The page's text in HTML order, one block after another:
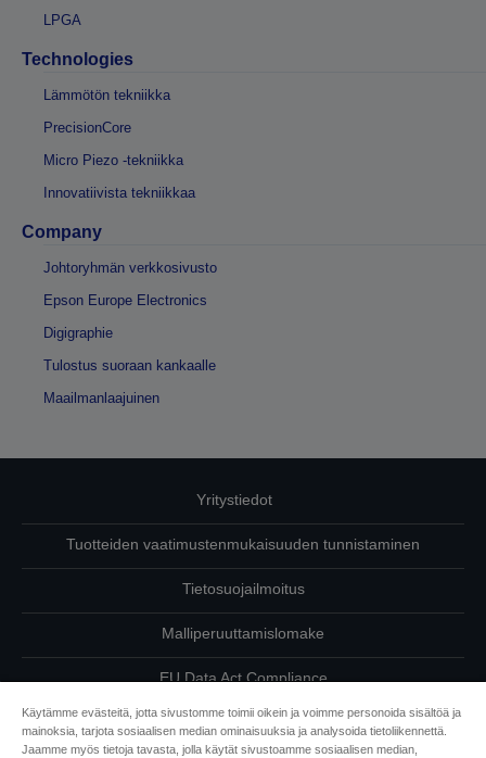
LPGA
Technologies
Lämmötön tekniikka
PrecisionCore
Micro Piezo -tekniikka
Innovatiivista tekniikkaa
Company
Johtoryhmän verkkosivusto
Epson Europe Electronics
Digigraphie
Tulostus suoraan kankaalle
Maailmanlaajuinen
Yritystiedot
Tuotteiden vaatimustenmukaisuuden tunnistaminen
Tietosuojailmoitus
Malliperuuttamislomake
EU Data Act Compliance
Ota meihin yhteyttä omista tiedoistasi
Käytämme evästeitä, jotta sivustomme toimii oikein ja voimme personoida sisältöä ja
mainoksia, tarjota sosiaalisen median ominaisuuksia ja analysoida tietoliikennettä.
Jaamme myös tietoja tavasta, jolla käytät sivustoamme sosiaalisen median,